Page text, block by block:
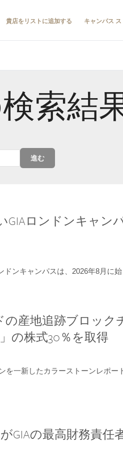
貴店をリストに追加する キャンパス
索結
進む
GIAロンドンキャン
ドンキャンパスは、2026年8月に
の産地追跡ブロック
の株式30％を取得
を一新したカラーストーンレポー
GIAの最高財務責任